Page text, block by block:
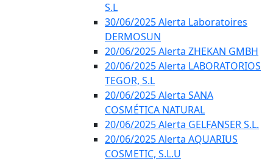
S.L
30/06/2025 Alerta Laboratoires
DERMOSUN
20/06/2025 Alerta ZHEKAN GMBH
20/06/2025 Alerta LABORATORIOS
TEGOR, S.L
20/06/2025 Alerta SANA
COSMÉTICA NATURAL
20/06/2025 Alerta GELFANSER S.L.
20/06/2025 Alerta AQUARIUS
COSMETIC, S.L.U